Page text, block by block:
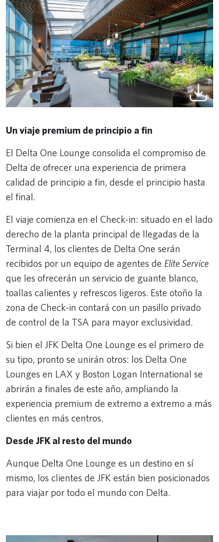
Un viaje premium de principio a fin
El Delta One Lounge consolida el compromiso de
Delta de ofrecer una experiencia de primera
calidad de principio a fin, desde el principio hasta
el final.
El viaje comienza en el Check-in: situado en el lado
derecho de la planta principal de llegadas de la
Terminal 4, los clientes de Delta One serán
recibidos por un equipo de agentes de Elite Service
que les ofrecerán un servicio de guante blanco,
toallas calientes y refrescos ligeros. Este otoño la
zona de Check-in contará con un pasillo privado
de control de la TSA para mayor exclusividad.
Si bien el JFK Delta One Lounge es el primero de
su tipo, pronto se unirán otros: los Delta One
Lounges en LAX y Boston Logan International se
abrirán a finales de este año, ampliando la
experiencia premium de extremo a extremo a más
clientes en más centros.
Desde JFK al resto del mundo
Aunque Delta One Lounge es un destino en sí
mismo, los clientes de JFK están bien posicionados
para viajar por todo el mundo con Delta.